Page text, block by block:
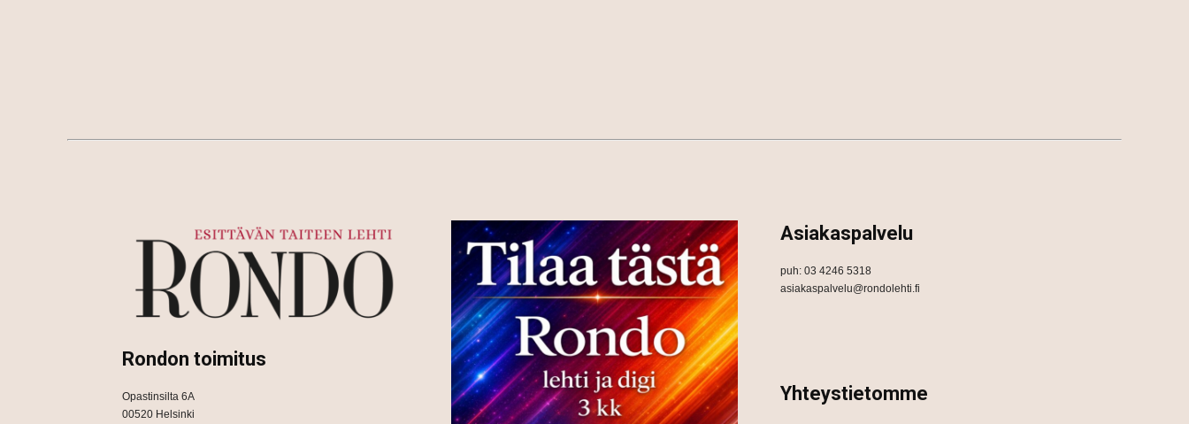
Rondon toimitus
Opastinsilta 6A
00520 Helsinki
Asiakaspalvelu
puh: 03 4246 5318
asiakaspalvelu@rondolehti.fi
Yhteystietomme